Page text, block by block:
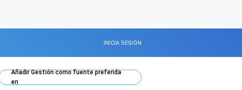
INICIA SESIÓN
AñadirGestióncomo fuente preferida
en